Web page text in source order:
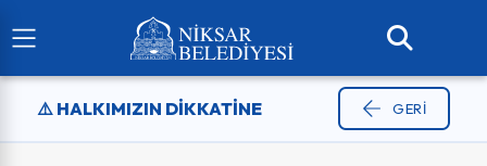
⚠️ HALKIMIZIN DİKKATİNE GERI